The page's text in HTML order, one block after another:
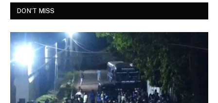
DON'T MISS